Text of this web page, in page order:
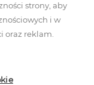
strony, aby
i w
oraz reklam.